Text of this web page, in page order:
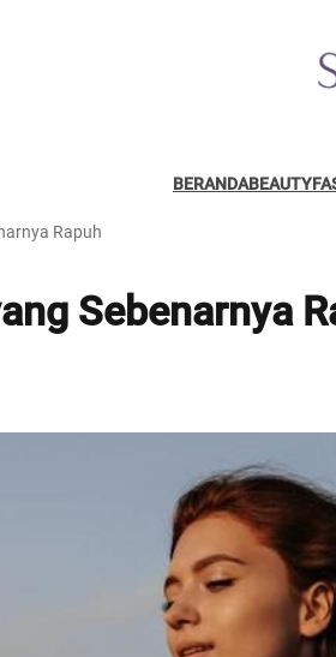
BERANDABEAUTY
Rapuh
Sebenarnya